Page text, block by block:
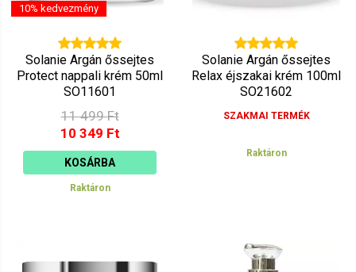
10% kedvezmény
Solanie Argán őssejtes
Protect nappali krém 50ml
SO11601
11 499 Ft
10 349 Ft
KOSÁRBA
Raktáron
Solanie Argán őssejtes
Relax éjszakai krém 100ml
SO21602
SZAKMAI TERMÉK
Raktáron